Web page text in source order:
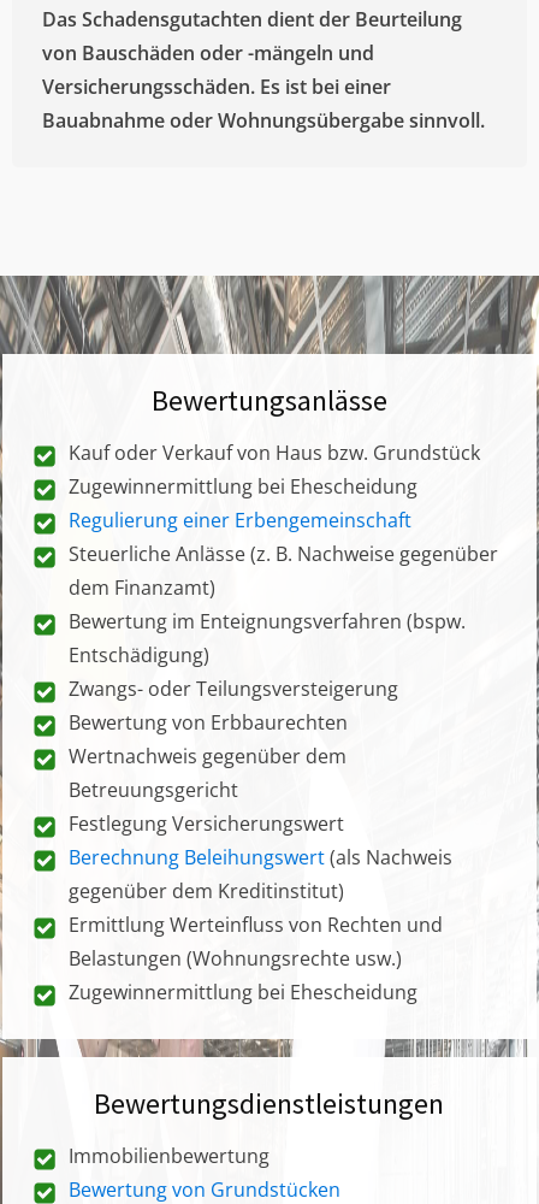
Das Schadensgutachten dient der Beurteilung
von Bauschäden oder -mängeln und
Versicherungsschäden. Es ist bei einer
Bauabnahme oder Wohnungsübergabe sinnvoll.
Bewertungsanlässe
Kauf oder Verkauf von Haus bzw. Grundstück
Zugewinnermittlung bei Ehescheidung
Regulierung einer Erbengemeinschaft
Steuerliche Anlässe (z. B. Nachweise gegenüber
dem Finanzamt)
Bewertung im Enteignungsverfahren (bspw.
Entschädigung)
Zwangs- oder Teilungsversteigerung
Bewertung von Erbbaurechten
Wertnachweis gegenüber dem
Betreuungsgericht
Festlegung Versicherungswert
Berechnung Beleihungswert(als Nachweis
gegenüber dem Kreditinstitut)
Ermittlung Werteinfluss von Rechten und
Belastungen (Wohnungsrechte usw.)
Zugewinnermittlung bei Ehescheidung
Bewertungsdienstleistungen
Immobilienbewertung
Bewertung von Grundstücken